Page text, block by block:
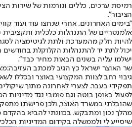
רמיסת ערכים, כללים ונורמות של שירות
הציבור".
"בימים האחרונים, אחרי שנחצו עוד ועוד
אלמנטריים של התנהלות כלכלית ותקציבית
להיות חלק מהמערכת ולתת לגיטימציה
יכול לתת יד להתנהלות הקלוקלת בחודשים
ישלמו עליה בשנים הבאות מחיר כבד".
שר האוצר ישראל כץ הגיב למכתב העזיבה:
גיבוי רחב לצוות המקצועי באוצר ובכללו
תפקידי בעבר. לצערי לאחרונה מתוך
לפעול באופן בוטה וגם פומבי נגד מדיניות
שהובלתי במשרד האוצר, ולכן פרישתו
מהלך נכון ומתבקש. בכוונתי להביא בהקדם
שיסייע לי ולממשלה בקידום המדיניות